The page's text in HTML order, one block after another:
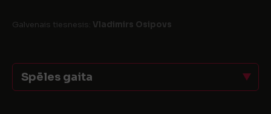
Galvenais tiesnesis: Vladimirs Osipovs
Spēles gaita